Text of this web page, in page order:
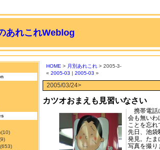
あれこれWeblog
(10)
(653)
HOME > 月別あれこれ > 2005-3-
« 2005-03 | 2005-03 »
2005/03/24>
カツオおまえも見習いなさい
携帯電話
会も無いわ
ことを忘れ
先日、池袋
発見。たま
写真を撮り